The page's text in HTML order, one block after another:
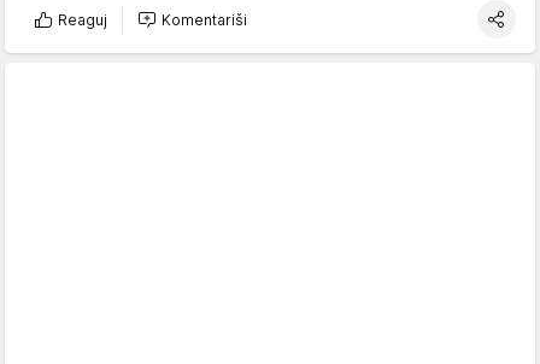
Reaguj Komentariši